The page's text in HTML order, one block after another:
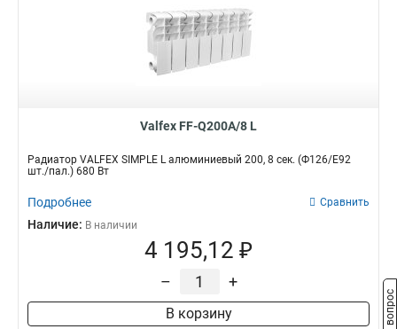
Valfex FF-Q200A/8 L
Радиатор VALFEX SIMPLE L алюминиевый 200, 8 сек. (Ф126/Е92
шт./пал.) 680 Вт
Подробнее Сравнить
Наличие: В наличии
4 195,12 ₽
– +
В корзину